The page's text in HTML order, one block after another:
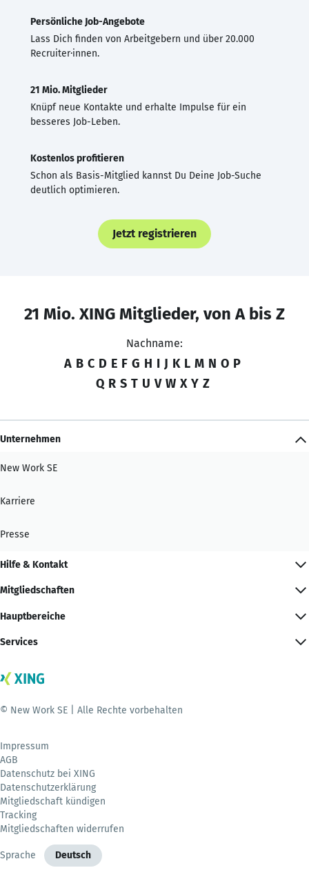
Persönliche Job-Angebote
Lass Dich finden von Arbeitgebern und über 20.000
Recruiter·innen.
21 Mio. Mitglieder
Knüpf neue Kontakte und erhalte Impulse für ein
besseres Job-Leben.
Kostenlos profitieren
Schon als Basis-Mitglied kannst Du Deine Job-Suche
deutlich optimieren.
Jetzt registrieren
21 Mio. XING Mitglieder, von A bis Z
Nachname:
A B C D E F G H I J K L M N O P
Q R S T U V W X Y Z
Unternehmen
New Work SE
Karriere
Presse
Hilfe & Kontakt
Mitgliedschaften
Hauptbereiche
Services
© New Work SE | Alle Rechte vorbehalten
Impressum
AGB
Datenschutz bei XING
Datenschutzerklärung
Mitgliedschaft kündigen
Tracking
Mitgliedschaften widerrufen
Sprache Deutsch